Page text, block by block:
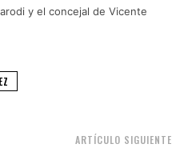
y el concejal de Vicente
ARTÍCULO SIGUIENTE